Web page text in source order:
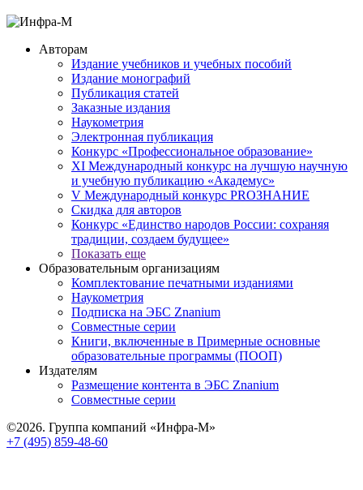
Авторам
Издание учебников и учебных пособий
Издание монографий
Публикация статей
Заказные издания
Наукометрия
Электронная публикация
Конкурс «Профессиональное образование»
XI Международный конкурс на лучшую научную
и учебную публикацию «Академус»
V Международный конкурс PROЗНАНИЕ
Скидка для авторов
Конкурс «Единство народов России: сохраняя
традиции, создаем будущее»
Показать еще
Образовательным организациям
Комплектование печатными изданиями
Наукометрия
Подписка на ЭБС Znanium
Совместные серии
Книги, включенные в Примерные основные
образовательные программы (ПООП)
Издателям
Размещение контента в ЭБС Znanium
Совместные серии
©2026. Группа компаний «Инфра-М»
+7 (495) 859-48-60